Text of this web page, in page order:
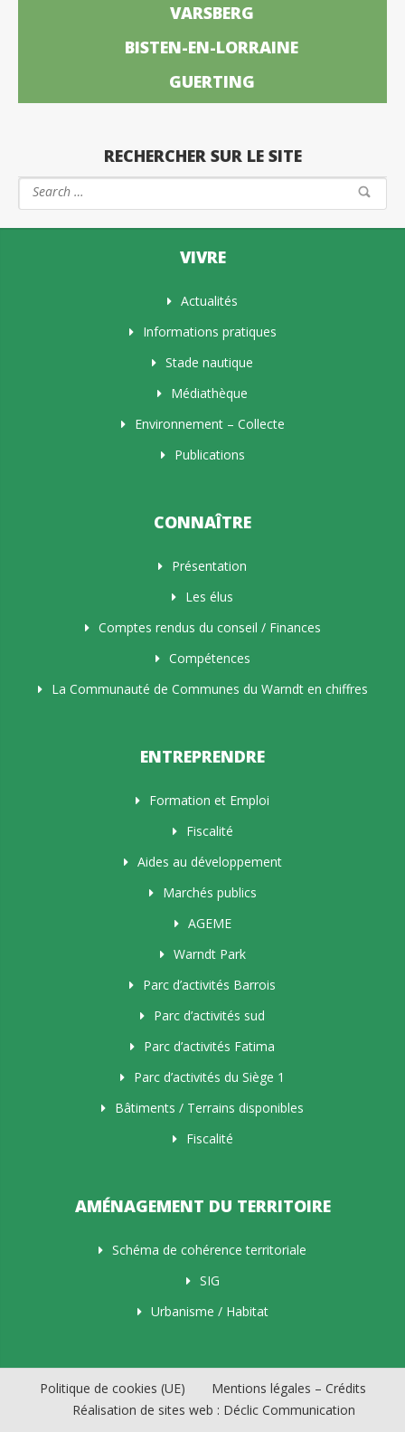
VARSBERG
BISTEN-EN-LORRAINE
GUERTING
RECHERCHER SUR LE SITE
VIVRE
Actualités
Informations pratiques
Stade nautique
Médiathèque
Environnement – Collecte
Publications
CONNAÎTRE
Présentation
Les élus
Comptes rendus du conseil / Finances
Compétences
La Communauté de Communes du Warndt en chiffres
ENTREPRENDRE
Formation et Emploi
Fiscalité
Aides au développement
Marchés publics
AGEME
Warndt Park
Parc d’activités Barrois
Parc d’activités sud
Parc d’activités Fatima
Parc d’activités du Siège 1
Bâtiments / Terrains disponibles
Fiscalité
AMÉNAGEMENT DU TERRITOIRE
Schéma de cohérence territoriale
SIG
Urbanisme / Habitat
Politique de cookies (UE)
Mentions légales – Crédits
Réalisation de sites web : Déclic Communication